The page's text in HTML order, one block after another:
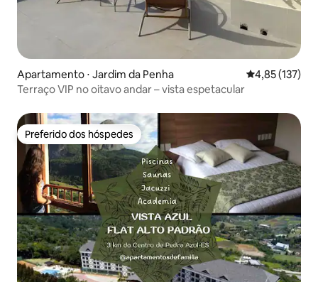
Apartamento ⋅ Jardim da Penha 4,85 de uma
4,85 (137)
Terraço VIP no oitavo andar – vista espetacular
Preferido dos hóspedes
Preferido dos hóspedes